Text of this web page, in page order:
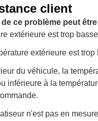
client
de ce problème peut être
extérieure est trop
extérieure est trop
du véhicule, la
inférieure à la
n'est pas en